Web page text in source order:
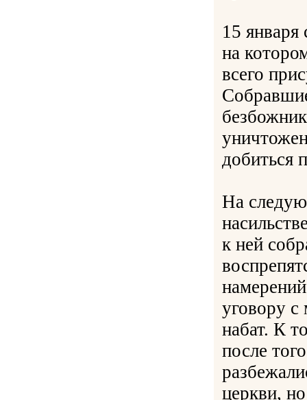
15 января
на
всего
добиться
На
к ней
уговору с
набат. К
после
церкви,